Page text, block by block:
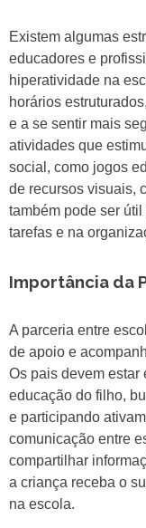
Existem algumas
educadores e
hiperatividade na
horários
e a se sentir mais
atividades que
social, como jogos
de recursos visuais,
também pode ser
tarefas e na
Importância da
A parceria entre
de apoio e
Os pais devem estar
educação do filho,
e participando
comunicação entre
compartilhar
a criança receba o
na escola.